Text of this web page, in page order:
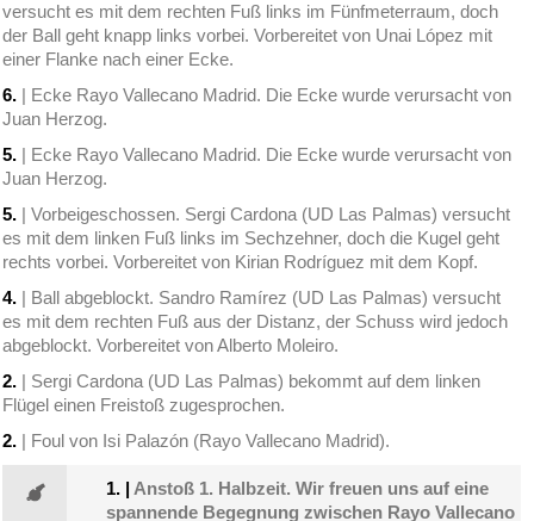
versucht es mit dem rechten Fuß links im Fünfmeterraum, doch
der Ball geht knapp links vorbei. Vorbereitet von Unai López mit
einer Flanke nach einer Ecke.
6. | Ecke Rayo Vallecano Madrid. Die Ecke wurde verursacht von
Juan Herzog.
5. | Ecke Rayo Vallecano Madrid. Die Ecke wurde verursacht von
Juan Herzog.
5. | Vorbeigeschossen. Sergi Cardona (UD Las Palmas) versucht
es mit dem linken Fuß links im Sechzehner, doch die Kugel geht
rechts vorbei. Vorbereitet von Kirian Rodríguez mit dem Kopf.
4. | Ball abgeblockt. Sandro Ramírez (UD Las Palmas) versucht
es mit dem rechten Fuß aus der Distanz, der Schuss wird jedoch
abgeblockt. Vorbereitet von Alberto Moleiro.
2. | Sergi Cardona (UD Las Palmas) bekommt auf dem linken
Flügel einen Freistoß zugesprochen.
2. | Foul von Isi Palazón (Rayo Vallecano Madrid).
1. | Anstoß 1. Halbzeit. Wir freuen uns auf eine
spannende Begegnung zwischen Rayo Vallecano